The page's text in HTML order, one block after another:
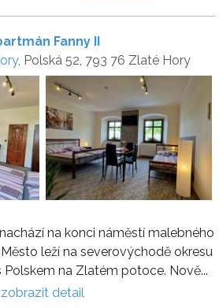
Fanny II
, Polská 52, 793 76 Zlaté Hory
na konci náměstí malebného
leží na severovýchodě okresu
Polskem na Zlatém potoce. Nově...
zobrazit detail